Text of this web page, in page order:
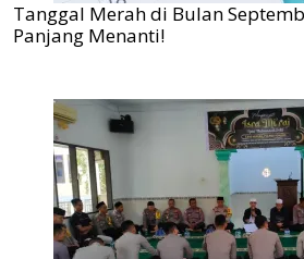
Tanggal Merah di Bulan
Panjang Menanti!